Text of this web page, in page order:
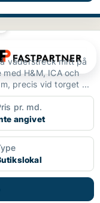
väderstreck mitt på
H&M, ICA och
precis vid torget ...
pr. md.
angivet